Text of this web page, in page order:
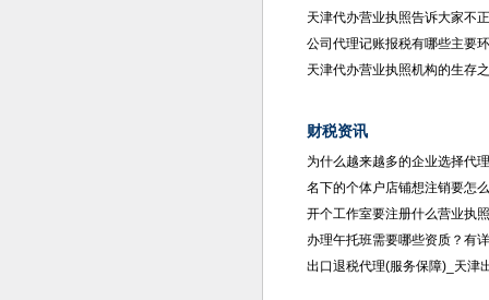
天津代办营业执照告诉大家不
公司代理记账报税有哪些主要
天津代办营业执照机构的生存
财税资讯
为什么越来越多的企业选择代
名下的个体户店铺想注销要怎
开个工作室要注册什么营业执照
办理午托班需要哪些资质？有
出口退税代理(服务保障)_天津